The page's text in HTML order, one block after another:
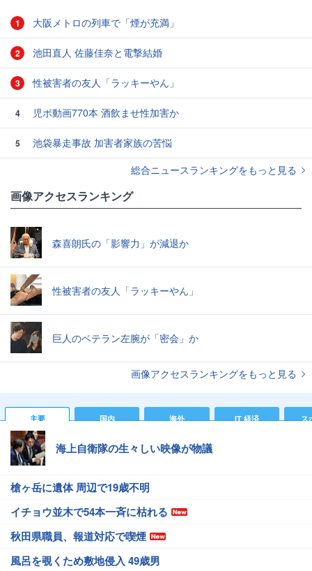
1 大阪メトロの列車で「煙が充満」
2 池田直人 佐藤佳奈と電撃結婚
3 性被害者の友人「ラッキーやん」
4 児ポ動画770本 酒飲ませ性加害か
5
池袋暴走事故 加害者家族の苦悩
総合ニュースランキングをもっと見る
画像アクセスランキング
森喜朗氏の「影響力」が減退か
性被害者の友人「ラッキーやん」
巨人のベテラン左腕が「密会」か
画像アクセスランキングをもっと見る
主要 国内 海外 IT 経済 ス
海上自衛隊の生々しい映像が物議
槍ヶ岳に遺体 周辺で19歳不明
イチョウ並木で54本一斉に枯れる
秋田県職員、報道対応で喫煙
風呂を覗くため敷地侵入 49歳男